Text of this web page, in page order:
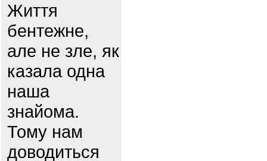
Життя
бентежне,
але не зле, як
казала одна
наша
знайома.
Тому нам
доводиться